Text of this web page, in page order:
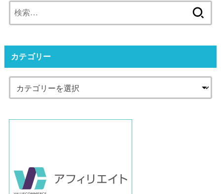
索:
カテゴリー